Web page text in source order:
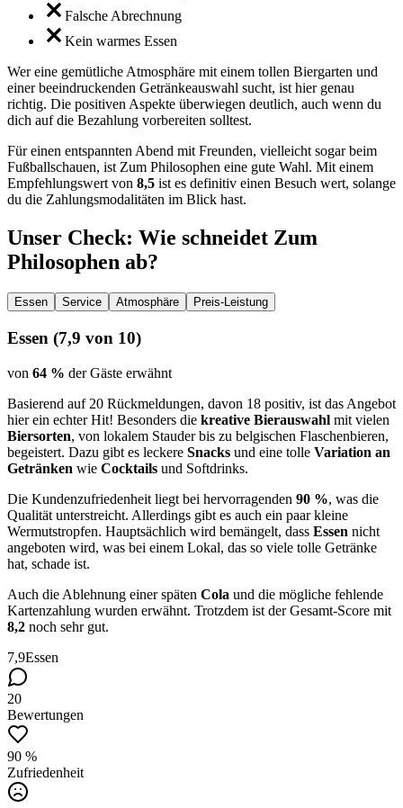
Falsche Abrechnung
Kein warmes Essen
Wer eine gemütliche Atmosphäre mit einem tollen Biergarten und
einer beeindruckenden Getränkeauswahl sucht, ist hier genau
richtig. Die positiven Aspekte überwiegen deutlich, auch wenn du
dich auf die Bezahlung vorbereiten solltest.
Für einen entspannten Abend mit Freunden, vielleicht sogar beim
Fußballschauen, ist Zum Philosophen eine gute Wahl. Mit einem
Empfehlungswert von 8,5 ist es definitiv einen Besuch wert, solange
du die Zahlungsmodalitäten im Blick hast.
Unser Check: Wie schneidet Zum
Philosophen ab?
Essen Service Atmosphäre Preis-Leistung
Essen (7,9 von 10)
von 64 % der Gäste erwähnt
Basierend auf 20 Rückmeldungen, davon 18 positiv, ist das Angebot
hier ein echter Hit! Besonders die kreative Bierauswahl mit vielen
Biersorten, von lokalem Stauder bis zu belgischen Flaschenbieren,
begeistert. Dazu gibt es leckere Snacks und eine tolle Variation an
Getränken wie Cocktails und Softdrinks.
Die Kundenzufriedenheit liegt bei hervorragenden 90 %, was die
Qualität unterstreicht. Allerdings gibt es auch ein paar kleine
Wermutstropfen. Hauptsächlich wird bemängelt, dass Essen nicht
angeboten wird, was bei einem Lokal, das so viele tolle Getränke
hat, schade ist.
Auch die Ablehnung einer späten Cola und die mögliche fehlende
Kartenzahlung wurden erwähnt. Trotzdem ist der Gesamt-Score mit
8,2 noch sehr gut.
7,9Essen
20
Bewertungen
90 %
Zufriedenheit